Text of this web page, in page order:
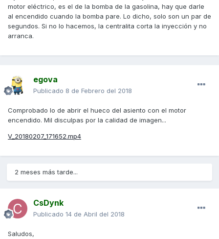
motor eléctrico, es el de la bomba de la gasolina, hay que darle
al encendido cuando la bomba pare. Lo dicho, solo son un par de
segundos. Si no lo hacemos, la centralita corta la inyección y no
arranca.
egova
Publicado 8 de Febrero del 2018
Comprobado lo de abrir el hueco del asiento con el motor
encendido. Mil disculpas por la calidad de imagen...
V_20180207_171652.mp4
2 meses más tarde...
CsDynk
Publicado 14 de Abril del 2018
Saludos,